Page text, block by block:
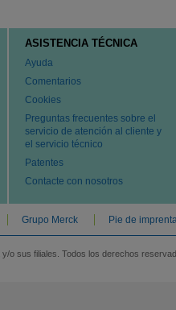
ASISTENCIA TÉCNICA
Ayuda
Comentarios
Cookies
Preguntas frecuentes sobre el
servicio de atención al cliente y
el servicio técnico
Patentes
Contacte con nosotros
Grupo Merck Pie de
o sus filiales. Todos los derechos